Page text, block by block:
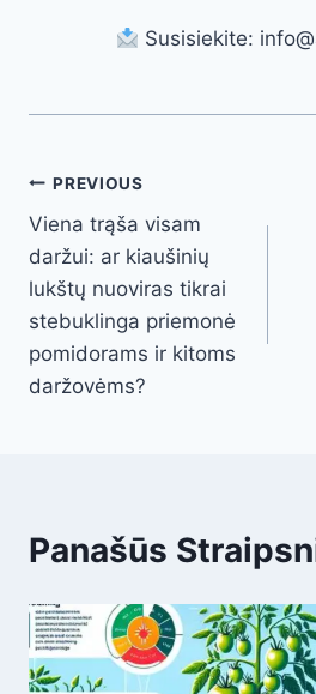
Susisiekite:
Post
navigation
PREVIOUS
Viena trąša visam
daržui: ar kiaušinių
lukštų nuoviras tikrai
stebuklinga priemonė
pomidorams ir kitoms
daržovėms?
Panašūs